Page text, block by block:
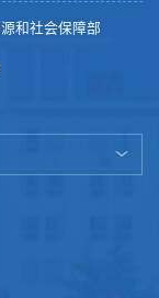
和社会保障部